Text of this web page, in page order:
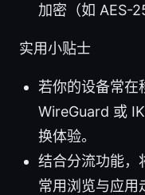
加密（如 AES-
实用小贴士
若你的设备常在
WireGuard 或
换体验。
结合分流功能，
常用浏览与应用